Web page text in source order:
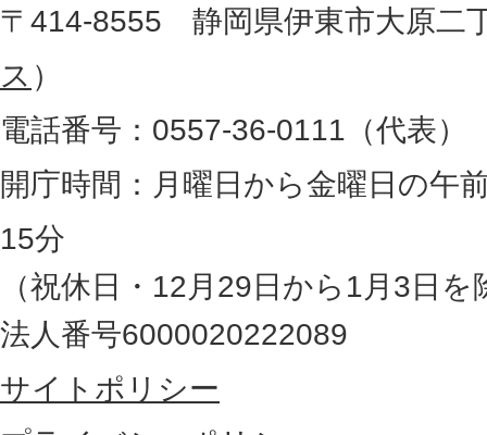
地
図
。
静
岡
県
の
最
東
部
所
〒414-8555 静岡県伊東市大原二
ス ）
電話番号：0557-36-0111（代表）
開庁時間：月曜日から金曜日の午
15分
（祝休日・12月29日から1月3日を
法人番号6000020222089
サイトポリシー